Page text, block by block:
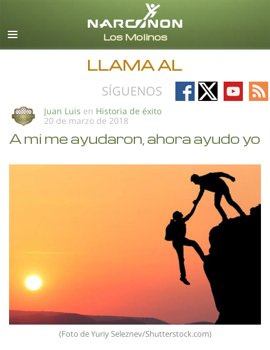
Español (Castellano)
Todas las Regiones/Idiomas
LLAMA AL
SÍGUENOS
Follow
on
Follow
on
Follow
on
on
Juan Luis en Historia de éxito
20 de marzo de 2018
A mi me ayudaron, ahora ayudo yo
(Foto de Yuriy Seleznev/Shutterstock.com)